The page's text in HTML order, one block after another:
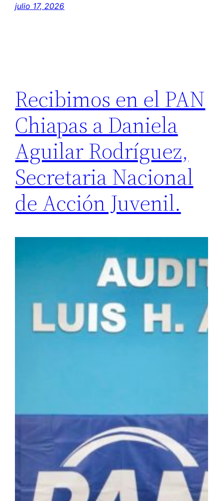
julio 17, 2026
Recibimos en el PAN
Chiapas a Daniela
Aguilar Rodríguez,
Secretaria Nacional
de Acción Juvenil.